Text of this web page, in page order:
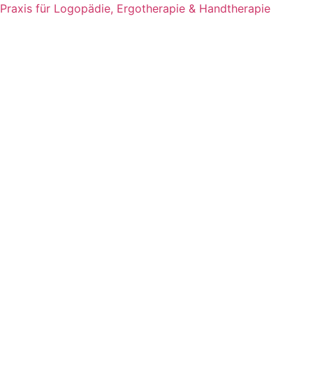
Zum
Praxis für Logopädie, Ergotherapie & Handtherapie